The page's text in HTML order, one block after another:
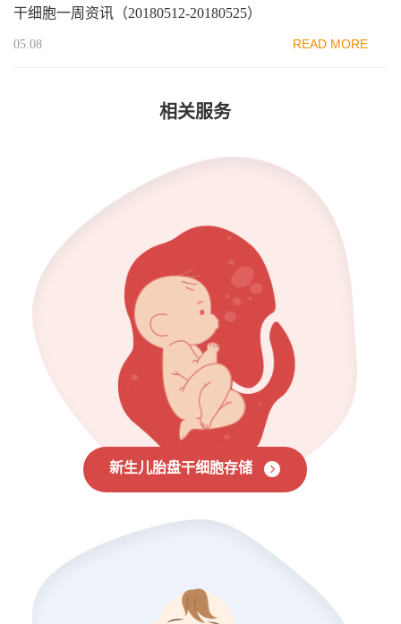
干细胞一周资讯（20180512-20180525）
05.08 READ MORE
相关服务
新生儿胎盘干细胞存储